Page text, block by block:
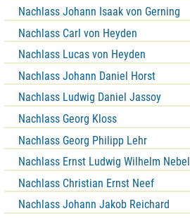
Nachlass Johann Isaak von Gerning
Nachlass Carl von Heyden
Nachlass Lucas von Heyden
Nachlass Johann Daniel Horst
Nachlass Ludwig Daniel Jassoy
Nachlass Georg Kloss
Nachlass Georg Philipp Lehr
Nachlass Ernst Ludwig Wilhelm Nebel
Nachlass Christian Ernst Neef
Nachlass Johann Jakob Reichard